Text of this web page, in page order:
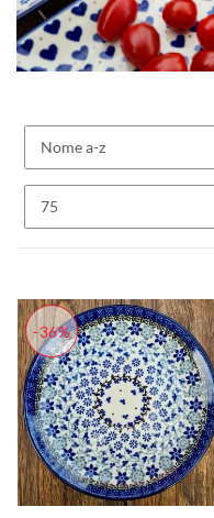
-36%